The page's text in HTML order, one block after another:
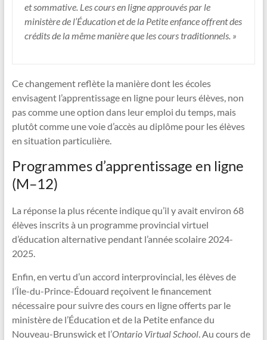
et sommative. Les cours en ligne approuvés par le
ministère de l’Éducation et de la Petite enfance offrent des
crédits de la même manière que les cours traditionnels. »
Ce changement reflète la manière dont les écoles
envisagent l’apprentissage en ligne pour leurs élèves, non
pas comme une option dans leur emploi du temps, mais
plutôt comme une voie d’accès au diplôme pour les élèves
en situation particulière.
Programmes d’apprentissage en ligne
(M–12)
La réponse la plus récente indique qu’il y avait environ 68
élèves inscrits à un programme provincial virtuel
d’éducation alternative pendant l’année scolaire 2024-
2025.
Enfin, en vertu d’un accord interprovincial, les élèves de
l’Île-du-Prince-Édouard reçoivent le financement
nécessaire pour suivre des cours en ligne offerts par le
ministère de l’Éducation et de la Petite enfance du
Nouveau-Brunswick et l’Ontario Virtual School. Au cours de